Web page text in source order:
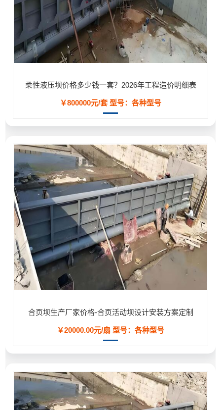
柔性液压坝价格多少钱一套？2026年工程造价明细表
￥800000元/套型号：各种型号
合页坝生产厂家价格-合页活动坝设计安装方案定制
￥20000.00元/扇 型号：各种型号